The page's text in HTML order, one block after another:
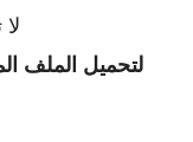
لتحميل الملف